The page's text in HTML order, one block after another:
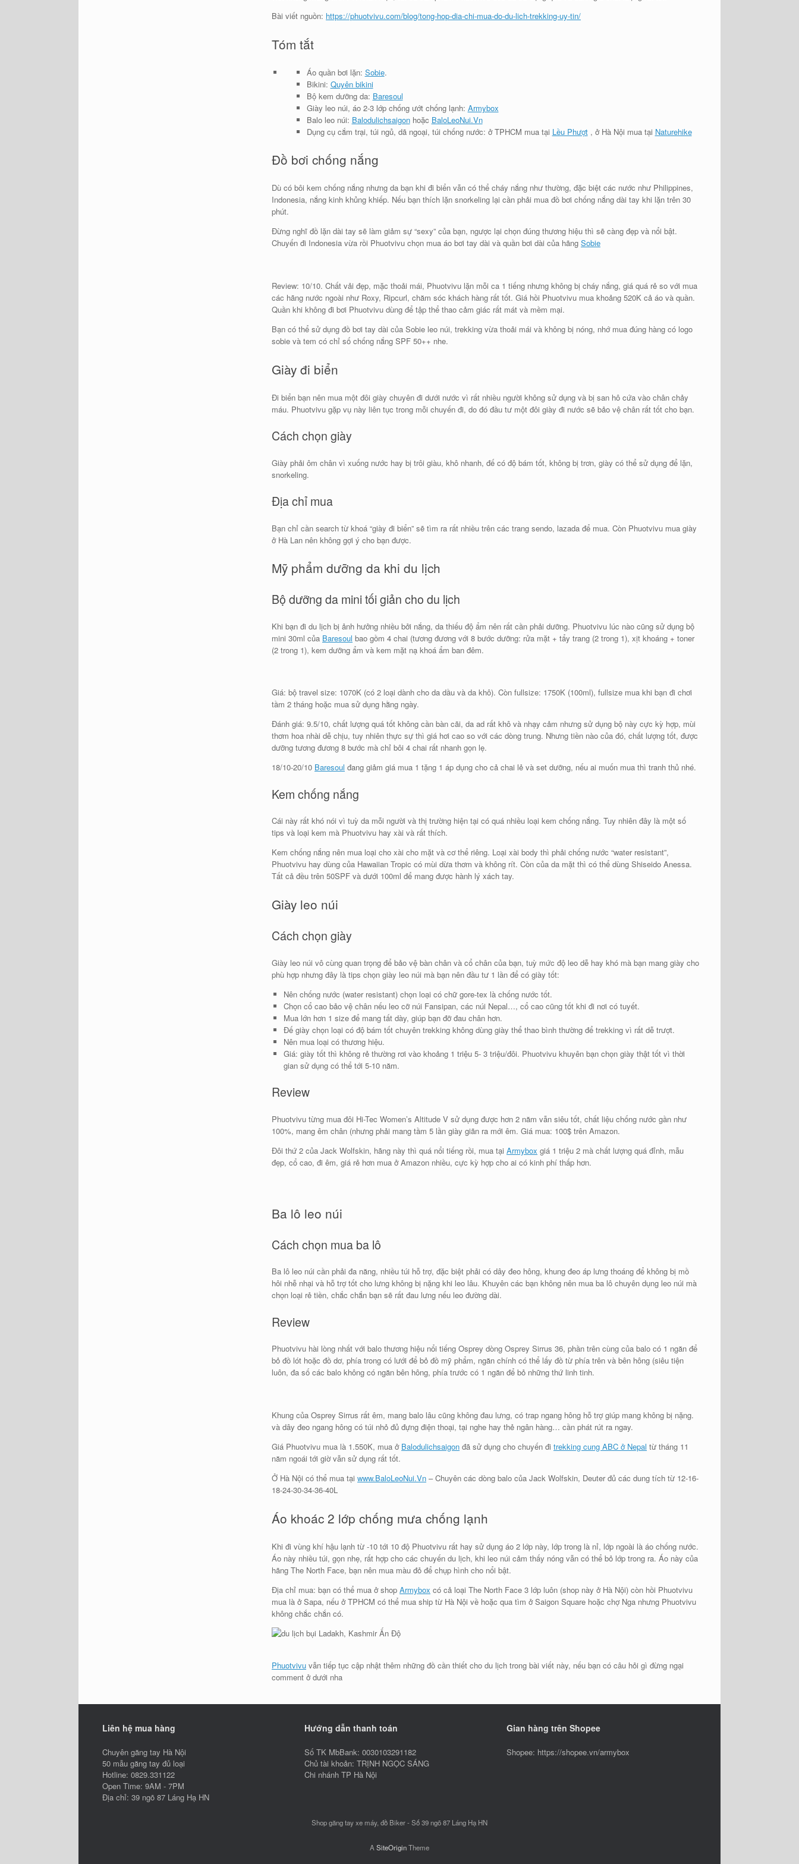
Bài viết nguồn: https://phuotvivu.com/blog/tong-hop-dia-chi-mua-do-du-lich-trekking-uy-tin/
Tóm tắt
Áo quần bơi lặn: Sobie.
Bikini: Quyên bikini
Bộ kem dưỡng da: Baresoul
Giày leo núi, áo 2-3 lớp chống ướt chống lạnh: Armybox
Balo leo núi: Balodulichsaigonhoặc BaloLeoNui.Vn
Dụng cụ cắm trại, túi ngủ, dã ngoại, túi chống nước: ở TPHCM mua tại Lều Phượt, ở Hà Nội mua tại Naturehike
Đồ bơi chống nắng
Dù có bôi kem chống nắng nhưng da bạn khi đi biển vẫn có thể cháy nắng như thường, đặc biệt các nước như Philippines,
Indonesia, nắng kinh khủng khiếp. Nếu bạn thích lặn snorkeling lại cần phải mua đồ bơi chống nắng dài tay khi lặn trên 30
phút.
Đừng nghĩ đồ lặn dài tay sẽ làm giảm sự “sexy” của bạn, ngược lại chọn đúng thương hiệu thì sẽ càng đẹp và nổi bật.
Chuyến đi Indonesia vừa rồi Phuotvivu chọn mua áo bơi tay dài và quần bơi dài của hãngSobie
Review: 10/10. Chất vải đẹp, mặc thoải mái, Phuotvivu lặn mỗi ca 1 tiếng nhưng không bị cháy nắng, giá quá rẻ so với mua
các hãng nước ngoài như Roxy, Ripcurl, chăm sóc khách hàng rất tốt. Giá hồi Phuotvivu mua khoảng 520K cả áo và quần.
Quần khi không đi bơi Phuotvivu dùng để tập thể thao cảm giác rất mát và mềm mại.
Bạn có thể sử dụng đồ bơi tay dài của Sobie leo núi, trekking vừa thoải mái và không bị nóng, nhớ mua đúng hàng có logo
sobie và tem có chỉ số chống nắng SPF 50++ nhe.
Giày đi biển
Đi biển bạn nên mua một đôi giày chuyên đi dưới nước vì rất nhiều người không sử dụng và bị san hô cứa vào chân chảy
máu. Phuotvivu gặp vụ này liên tục trong mỗi chuyến đi, do đó đầu tư một đôi giày đi nước sẽ bảo vệ chân rất tốt cho bạn.
Cách chọn giày
Giày phải ôm chân vì xuống nước hay bị trôi giàu, khô nhanh, đế có độ bám tốt, không bị trơn, giày có thể sử dụng để lặn,
snorkeling.
Địa chỉ mua
Bạn chỉ cần search từ khoá “giày đi biển” sẽ tìm ra rất nhiều trên các trang sendo, lazada để mua. Còn Phuotvivu mua giày
ở Hà Lan nên không gợi ý cho bạn được.
Mỹ phẩm dưỡng da khi du lịch
Bộ dưỡng da mini tối giản cho du lịch
Khi bạn đi du lịch bị ảnh hưởng nhiều bởi nắng, da thiếu độ ẩm nên rất cần phải dưỡng. Phuotvivu lúc nào cũng sử dụng bộ
mini 30ml của Baresoul bao gồm 4 chai (tương đương với 8 bước dưỡng: rửa mặt + tẩy trang (2 trong 1), xịt khoáng + toner
(2 trong 1), kem dưỡng ẩm và kem mặt nạ khoá ẩm ban đêm.
Giá: bộ travel size: 1070K (có 2 loại dành cho da dầu và da khô). Còn fullsize: 1750K (100ml), fullsize mua khi bạn đi chơi
tầm 2 tháng hoặc mua sử dụng hằng ngày.
Đánh giá: 9.5/10, chất lượng quá tốt không cần bàn cãi, da ad rất khô và nhạy cảm nhưng sử dụng bộ này cực kỳ hợp, mùi
thơm hoa nhài dễ chịu, tuy nhiên thực sự thì giá hơi cao so với các dòng trung. Nhưng tiền nào của đó, chất lượng tốt, được
dưỡng tương đương 8 bước mà chỉ bôi 4 chai rất nhanh gọn lẹ.
18/10-20/10 Baresoul đang giảm giá mua 1 tặng 1 áp dụng cho cả chai lẻ và set dưỡng, nếu ai muốn mua thì tranh thủ nhé.
Kem chống nắng
Cái này rất khó nói vì tuỳ da mỗi người và thị trường hiện tại có quá nhiều loại kem chống nắng. Tuy nhiên đây là một số
tips và loại kem mà Phuotvivu hay xài và rất thích.
Kem chống nắng nên mua loại cho xài cho mặt và cơ thể riêng. Loại xài body thì phải chống nước “water resistant”,
Phuotvivu hay dùng của Hawaiian Tropic có mùi dừa thơm và không rít. Còn của da mặt thì có thể dùng Shiseido Anessa.
Tất cả đều trên 50SPF và dưới 100ml để mang được hành lý xách tay.
Giày leo núi
Cách chọn giày
Giày leo núi vô cùng quan trọng để bảo vệ bàn chân và cổ chân của bạn, tuỳ mức độ leo dễ hay khó mà bạn mang giày cho
phù hợp nhưng đây là tips chọn giày leo núi mà bạn nên đầu tư 1 lần để có giày tốt:
Nên chống nước (water resistant) chọn loại có chữ gore-tex là chống nước tốt.
Chọn cổ cao bảo vệ chân nếu leo cỡ núi Fansipan, các núi Nepal…, cổ cao cũng tốt khi đi nơi có tuyết.
Mua lớn hơn 1 size để mang tất dày, giúp bạn đỡ đau chân hơn.
Đế giày chọn loại có độ bám tốt chuyên trekking không dùng giày thể thao bình thường để trekking vì rất dễ trượt.
Nên mua loại có thương hiệu.
Giá: giày tốt thì không rẻ thường rơi vào khoảng 1 triệu 5- 3 triệu/đôi. Phuotvivu khuyên bạn chọn giày thật tốt vì thời
gian sử dụng có thể tới 5-10 năm.
Review
Phuotvivu từng mua đôi Hi-Tec Women’s Altitude V sử dụng được hơn 2 năm vẫn siêu tốt, chất liệu chống nước gần như
100%, mang êm chân (nhưng phải mang tầm 5 lần giày giãn ra mới êm. Giá mua: 100$ trên Amazon.
Đôi thứ 2 của Jack Wolfskin, hãng này thì quá nổi tiếng rồi, mua tạiArmybox giá 1 triệu 2 mà chất lượng quá đỉnh, mẫu
đẹp, cổ cao, đi êm, giá rẻ hơn mua ở Amazon nhiều, cực kỳ hợp cho ai có kinh phí thấp hơn.
Ba lô leo núi
Cách chọn mua ba lô
Ba lô leo núi cần phải đa năng, nhiều túi hỗ trợ, đặc biệt phải có dây đeo hông, khung đeo áp lưng thoáng để không bị mồ
hôi nhễ nhại và hỗ trợ tốt cho lưng không bị nặng khi leo lâu. Khuyên các bạn không nên mua ba lô chuyên dụng leo núi mà
chọn loại rẻ tiền, chắc chắn bạn sẽ rất đau lưng nếu leo đường dài.
Review
Phuotvivu hài lòng nhất với balo thương hiệu nổi tiếng Osprey dòng Osprey Sirrus 36, phần trên cùng của balo có 1 ngăn để
bỏ đồ lót hoặc đồ dơ, phía trong có lưới để bỏ đồ mỹ phẩm, ngăn chính có thể lấy đồ từ phía trên và bên hông (siêu tiện
luôn, đa số các balo không có ngăn bên hông, phía trước có 1 ngăn để bỏ những thứ linh tinh.
Khung của Osprey Sirrus rất êm, mang balo lâu cũng không đau lưng, có trap ngang hông hỗ trợ giúp mang không bị nặng.
và dây đeo ngang hông có túi nhỏ đủ đựng điện thoại, tại nghe hay thẻ ngân hàng… cần phát rút ra ngay.
Giá Phuotvivu mua là 1.550K, mua ở Balodulichsaigon đã sử dụng cho chuyến đitrekking cung ABC ở Nepal từ tháng 11
năm ngoái tới giờ vẫn sử dụng rất tốt.
Ở Hà Nội có thể mua tạiwww.BaloLeoNui.Vn – Chuyên các dòng balo của Jack Wolfskin, Deuter đủ các dung tích từ 12-16-
18-24-30-34-36-40L
Áo khoác 2 lớp chống mưa chống lạnh
Khi đi vùng khí hậu lạnh từ -10 tới 10 độ Phuotvivu rất hay sử dụng áo 2 lớp này, lớp trong là nỉ, lớp ngoài là áo chống nước.
Áo này nhiều túi, gọn nhẹ, rất hợp cho các chuyến du lịch, khi leo núi cảm thấy nóng vẫn có thể bỏ lớp trong ra. Áo này của
hãng The North Face, bạn nên mua màu đỏ để chụp hình cho nổi bật.
Địa chỉ mua: bạn có thể mua ở shopArmybox có cả loại The North Face 3 lớp luôn (shop này ở Hà Nội) còn hồi Phuotvivu
mua là ở Sapa, nếu ở TPHCM có thể mua ship từ Hà Nội về hoặc qua tìm ở Saigon Square hoặc chợ Nga nhưng Phuotvivu
không chắc chắn có.
Phuotvivu vẫn tiếp tục cập nhật thêm những đồ cần thiết cho du lịch trong bài viết này, nếu bạn có câu hỏi gì đừng ngại
comment ở dưới nha
Liên hệ mua hàng
Chuyên găng tay Hà Nội
50 mẫu găng tay đủ loại
Hotline: 0829.331122
Open Time: 9AM - 7PM
Địa chỉ: 39 ngõ 87 Láng Hạ HN
Hướng dẫn thanh toán
Số TK MbBank: 0030103291182
Chủ tài khoản: TRỊNH NGỌC SÁNG
Chi nhánh TP Hà Nội
Gian hàng trên Shopee
Shopee: https://shopee.vn/armybox
Shop găng tay xe máy, đồ Biker - Số 39 ngõ 87 Láng Hạ HN
A SiteOriginTheme